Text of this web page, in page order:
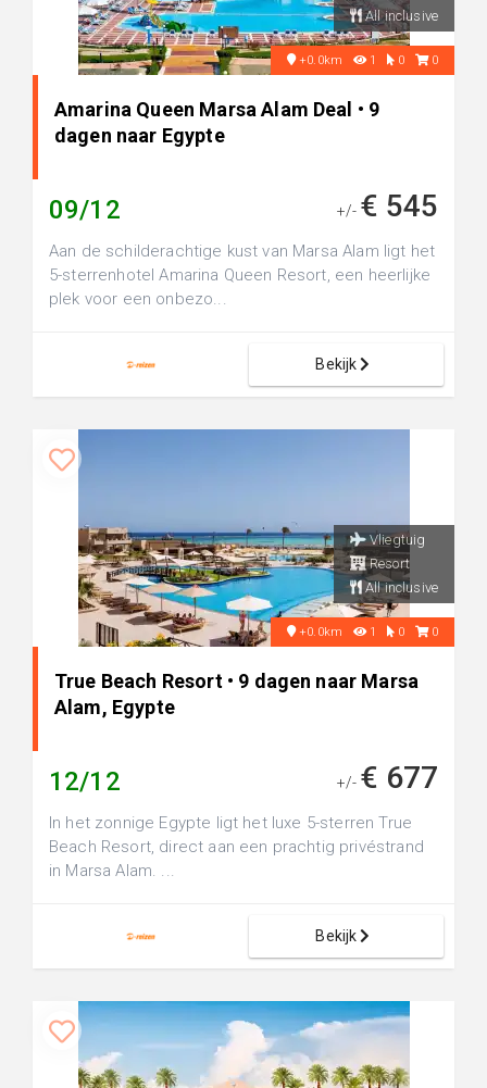
All inclusive
+0.0km 1 0 0
Amarina Queen Marsa Alam Deal • 9
dagen naar Egypte
09/12 +/- € 545
Aan de schilderachtige kust van Marsa Alam ligt het
5-sterrenhotel Amarina Queen Resort, een heerlijke
plek voor een onbezo...
Bekijk
Vliegtuig
Resort
All inclusive
+0.0km 1 0 0
True Beach Resort • 9 dagen naar Marsa
Alam, Egypte
12/12 +/- € 677
In het zonnige Egypte ligt het luxe 5-sterren True
Beach Resort, direct aan een prachtig privéstrand
in Marsa Alam. ...
Bekijk